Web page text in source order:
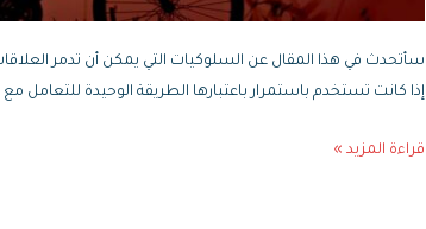
سأتحدث في هذا المقال عن السلوكيات التي يمكن أن تدمر
إذا كانت تستخدم باستمرار باعتبارها الطريقة الوحيدة للتعامل
قراءة المزيد »